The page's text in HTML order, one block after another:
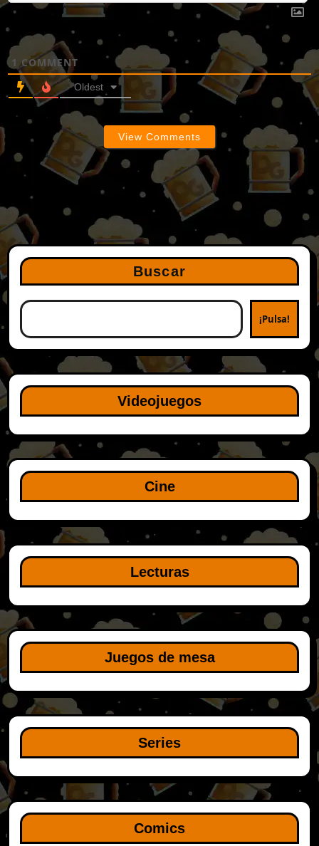
1 COMMENT
Oldest
View Comments
Buscar
¡Pulsa!
Videojuegos
Cine
Lecturas
Juegos de mesa
Series
Comics